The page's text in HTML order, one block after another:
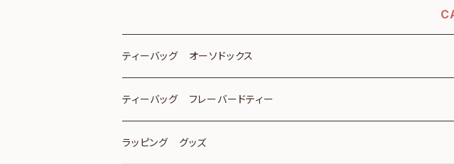
ティーバッグ オーソドックス
ティーバッグ フレーバードティー
ラッピング グッズ